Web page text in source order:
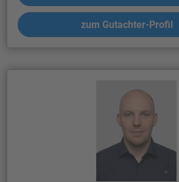
zum Gutachter-Profil